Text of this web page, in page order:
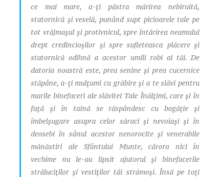
ce mai mare, a-ţi păstra mărirea nebiruită,
statornică şi veselă, punând supt picioarele tale pe
tot vrăjmaşul şi protivnicul, spre întărirea neamului
drept credincioşilor şi spre sufleteasca plăcere şi
statornică odihnă a acestor umili robi ai tăi. De
datoria noastră este, prea senine şi prea cucernice
stăpâne, a-ţi mulţumi cu grăbire şi a te slăvi pentru
marile binefaceri ale slăvitei Tale Înălţimi, care şi în
faţă şi în taină se răspândesc cu bogăţie şi
îmbelşugare asupra celor săraci şi nevoiaşi şi în
deosebi în sânul acestor nenorocite şi venerabile
mănăstiri ale Sfântului Munte, cărora nici în
vechime nu le-au lipsit ajutorul şi binefacerile
străluciţilor şi vestiţilor tăi strămoşi. Însă pe toţi